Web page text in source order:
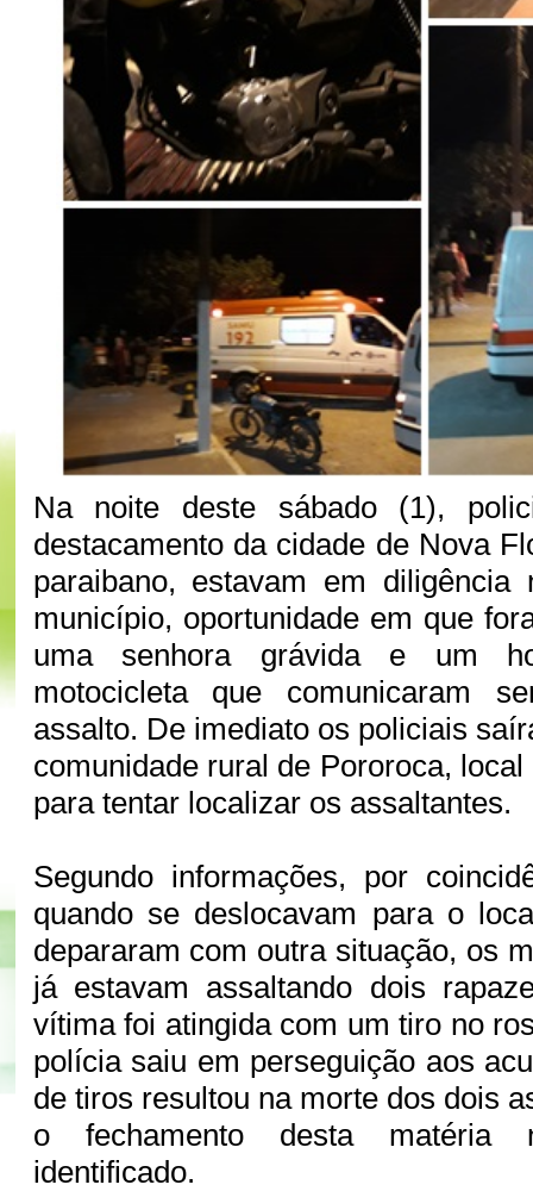
Na noite deste sábado (1),
destacamento da cidade de Nova
paraibano, estavam em
município, oportunidade em que
uma senhora grávida e um
motocicleta que comunicaram
assalto. De imediato os policiais
comunidade rural de Pororoca,
para tentar localizar os assaltantes.
Segundo informações, por
quando se deslocavam para o
depararam com outra situação, os
já estavam assaltando dois
vítima foi atingida com um tiro no
polícia saiu em perseguição aos
de tiros resultou na morte dos dois
o fechamento desta matéria
identificado.